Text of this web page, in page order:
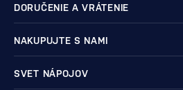
DORUČENIE A VRÁTENIE
NAKUPUJTE S NAMI
SVET NÁPOJOV